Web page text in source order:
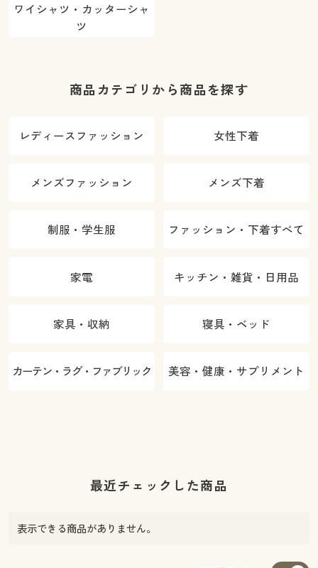
ワイシャツ・カッターシャ
ツ
商品カテゴリから商品を探す
レディースファッション 女性下着
メンズファッション メンズ下着
制服・学生服 ファッション・下着すべて
家電 キッチン・雑貨・日用品
家具・収納 寝具・ベッド
カーテン・ラグ・ファブリック 美容・健康・サプリメント
最近チェックした商品
表示できる商品がありません。